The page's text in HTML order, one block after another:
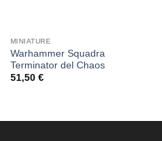
MINIATURE
Warhammer Squadra
Terminator del Chaos
51,50 €